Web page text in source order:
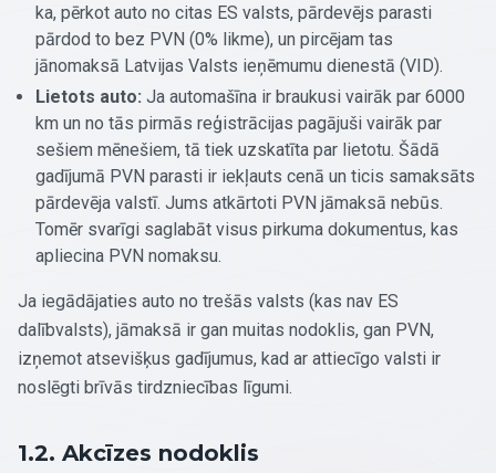
ka, pērkot auto no citas ES valsts, pārdevējs parasti
pārdod to bez PVN (0% likme), un pircējam tas
jānomaksā Latvijas Valsts ieņēmumu dienestā (VID).
Lietots auto: Ja automašīna ir braukusi vairāk par 6000
km un no tās pirmās reģistrācijas pagājuši vairāk par
sešiem mēnešiem, tā tiek uzskatīta par lietotu. Šādā
gadījumā PVN parasti ir iekļauts cenā un ticis samaksāts
pārdevēja valstī. Jums atkārtoti PVN jāmaksā nebūs.
Tomēr svarīgi saglabāt visus pirkuma dokumentus, kas
apliecina PVN nomaksu.
Ja iegādājaties auto no trešās valsts (kas nav ES
dalībvalsts), jāmaksā ir gan muitas nodoklis, gan PVN,
izņemot atsevišķus gadījumus, kad ar attiecīgo valsti ir
noslēgti brīvās tirdzniecības līgumi.
1.2. Akcīzes nodoklis